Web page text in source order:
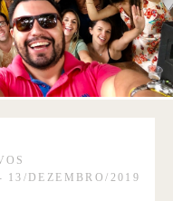
13/DEZEMBRO/2019